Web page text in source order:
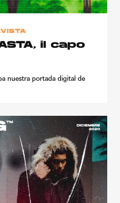
il capo
nuestra portada digital de